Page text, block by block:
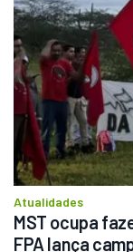
Atualidades
MST ocupa
FPA lança